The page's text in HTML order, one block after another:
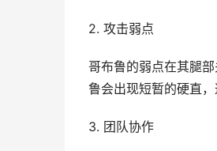
2. 攻击弱点
哥布鲁的弱点在其腿
鲁会出现短暂的硬直，
3. 团队协作